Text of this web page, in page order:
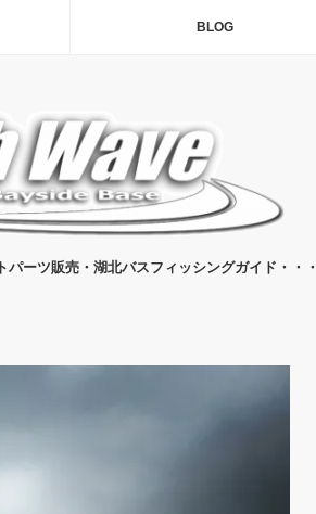
BLOG
パーツ販売・湖北バスフィッシングガイド・・・